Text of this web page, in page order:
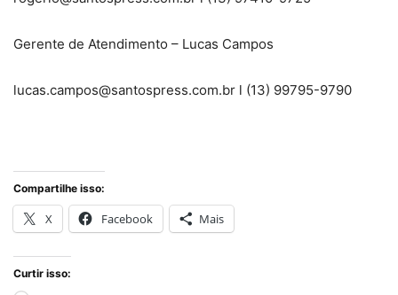
Gerente de Atendimento – Lucas Campos
lucas.campos@santospress.com.br l (13) 99795-9790
Compartilhe isso:
X Facebook Mais
Curtir isso: